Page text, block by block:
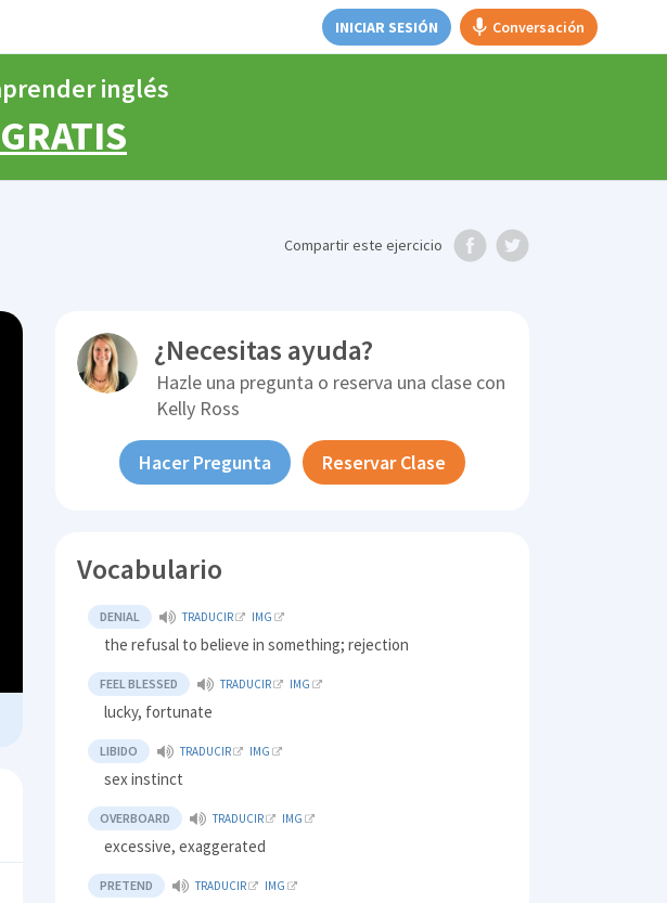
INICIAR SESIÓN Conversación
inglés
Compartireste ejercicio
¿Necesitas ayuda?
Hazle una pregunta o reserva una clase con
Kelly Ross
Hacer Pregunta Reservar Clase
Vocabulario
DENIAL TRADUCIR IMG
the refusal to believe in something; rejection
FEEL BLESSED TRADUCIR IMG
lucky, fortunate
LIBIDO TRADUCIR IMG
sex instinct
OVERBOARD TRADUCIR IMG
excessive, exaggerated
PRETEND TRADUCIR IMG